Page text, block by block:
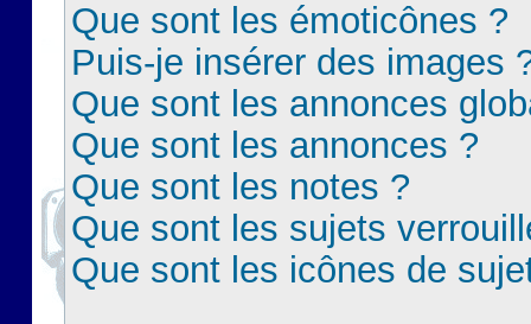
Que sont les émoticônes ?
Puis-je insérer des images
Que sont les annonces
Que sont les annonces ?
Que sont les notes ?
Que sont les sujets
Que sont les icônes de